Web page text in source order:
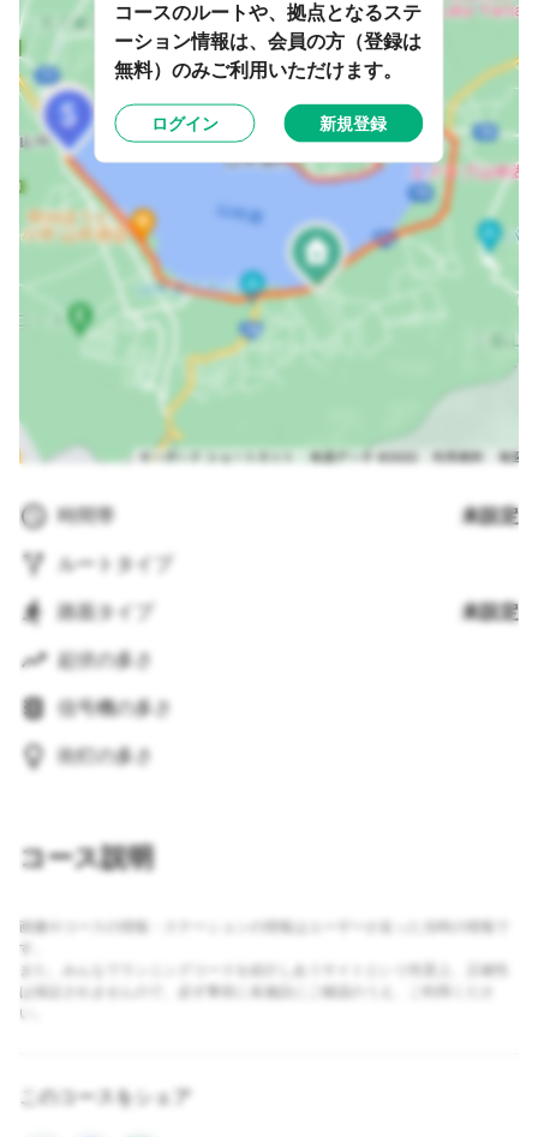
時間帯 未設定
ルートタイプ
路面タイプ 未設定
起伏の多さ
信号機の多さ
街灯の多さ
コース説明
画像やコースの情報・ステーションの情報はユーザーが走った当時の情報で
す。
また、みんなでランニングコースを紹介しあうサイトという性質上、正確性
は保証されませんので、必ず事前に各施設にご確認のうえ、ご利用くださ
い。
このコースをシェア
コースのルートや、拠点となるステ
ーション情報は、会員の方（登録は
無料）のみご利用いただけます。
ログイン 新規登録